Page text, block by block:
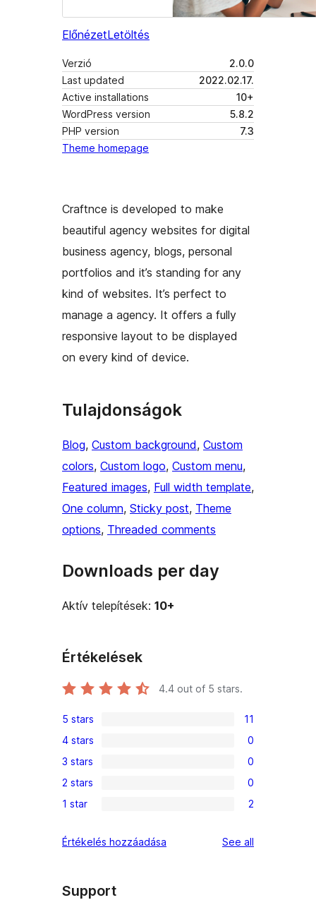
ElőnézetLetöltés
Verzió
2.0.0
Last updated
2022.02.17.
Active installations
10+
WordPress version
5.8.2
PHP version
7.3
Theme homepage
Craftnce is developed to make
beautiful agency websites for digital
business agency, blogs, personal
portfolios and it’s standing for any
kind of websites. It’s perfect to
manage a agency. It offers a fully
responsive layout to be displayed
on every kind of device.
Tulajdonságok
Blog, Custom background, Custom
colors, Custom logo, Custom menu
Featured images, Full width template
One column, Sticky post, Theme
options, Threaded comments
Downloads per day
Aktív telepítések: 10+
Értékelések
4.4 out of 5 stars.
11
5-
star
reviews
5 stars 11
0
4-
star
reviews
4 stars 0
0
3-
star
3 stars 0
0
2-
reviews
2 stars 0
2
star
1 star 2
Értékelés hozzáadása See all
Support